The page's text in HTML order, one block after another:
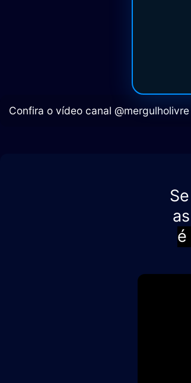
Confira o vídeo canal @mergulholivre